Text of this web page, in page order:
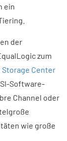
ein
der
zum
Center
Software-
Channel oder
wie große